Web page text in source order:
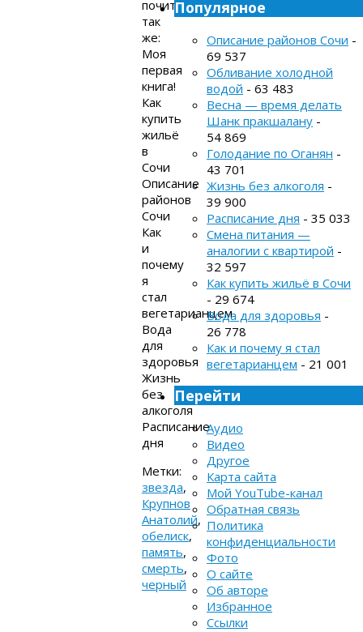
почитать
так
же:
Моя
первая
книга!
Как
купить
жильё
в
Сочи
Описание
районов
Сочи
Как
и
почему
я
стал
вегетарианцем
Вода
для
здоровья
Жизнь
без
алкоголя
Расписание
дня
Метки:
звезда,
Крупнов
Анатолий,
обелиск,
память,
смерть,
черный
Популярное
Описание районов Сочи -
69 537
Обливание холодной
водой - 63 483
Весна — время делать
Шанк пракшалану -
54 869
Голодание по Оганян -
43 701
Жизнь без алкоголя -
39 900
Расписание дня - 35 033
Смена питания —
аналогии с квартирой -
32 597
Как купить жильё в Сочи
- 29 674
Вода для здоровья -
26 778
Как и почему я стал
вегетарианцем - 21 001
Перейти
Аудио
Видео
Другое
Карта сайта
Мой YouTube-канал
Обратная связь
Политика
конфиденциальности
Фото
О сайте
Об авторе
Избранное
Ссылки